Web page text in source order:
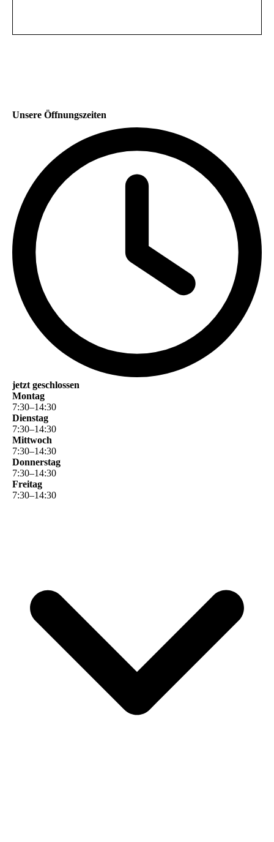
Unsere Öffnungszeiten
jetzt geschlossen
Montag
7:30–14:30
Dienstag
7:30–14:30
Mittwoch
7:30–14:30
Donnerstag
7:30–14:30
Freitag
7:30–14:30